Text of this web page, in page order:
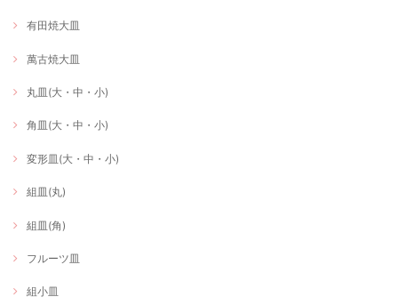
有田焼大皿
萬古焼大皿
丸皿(大・中・小)
角皿(大・中・小)
変形皿(大・中・小)
組皿(丸)
組皿(角)
フルーツ皿
組小皿